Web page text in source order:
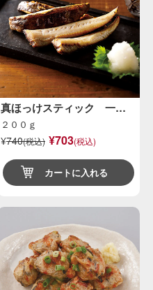
真ほっけスティック 一…
２００ｇ
¥740(税込) ¥703(税込)
カートに入れる